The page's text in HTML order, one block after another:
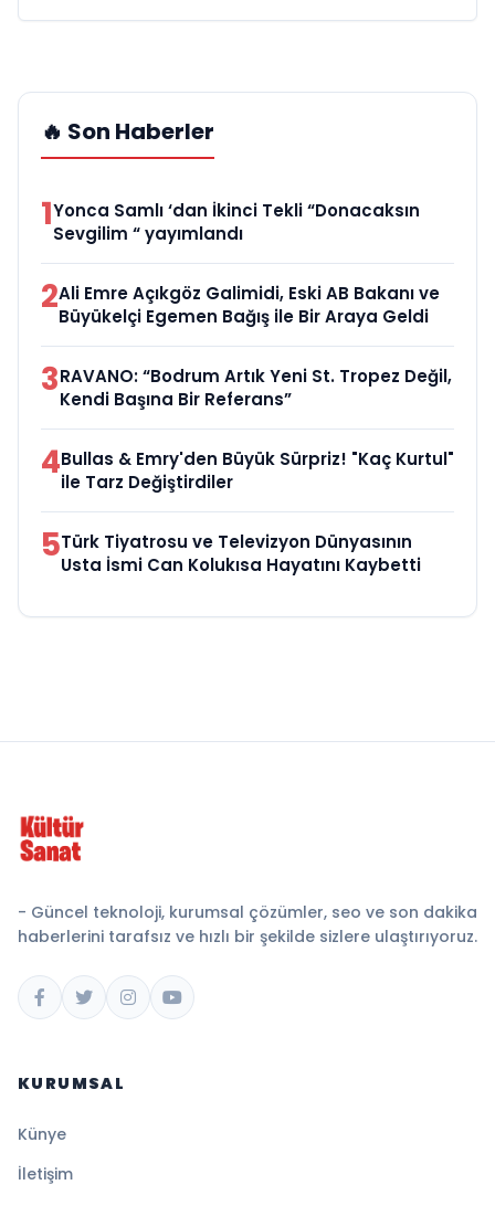
🔥 Son Haberler
1Yonca Samlı ‘dan İkinci Tekli “Donacaksın
Sevgilim “ yayımlandı
2Ali Emre Açıkgöz Galimidi, Eski AB Bakanı ve
Büyükelçi Egemen Bağış ile Bir Araya Geldi
3RAVANO: “Bodrum Artık Yeni St. Tropez Değil,
Kendi Başına Bir Referans”
4Bullas & Emry'den Büyük Sürpriz! "Kaç Kurtul"
ile Tarz Değiştirdiler
5Türk Tiyatrosu ve Televizyon Dünyasının
Usta İsmi Can Kolukısa Hayatını Kaybetti
- Güncel teknoloji, kurumsal çözümler, seo ve son dakika
haberlerini tarafsız ve hızlı bir şekilde sizlere ulaştırıyoruz.
KURUMSAL
Künye
İletişim